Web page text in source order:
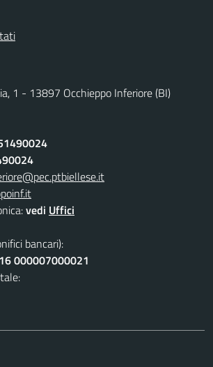
1 - 13897 Occhieppo Inferiore (BI)
vedi Uffici
bancari):
000007000021